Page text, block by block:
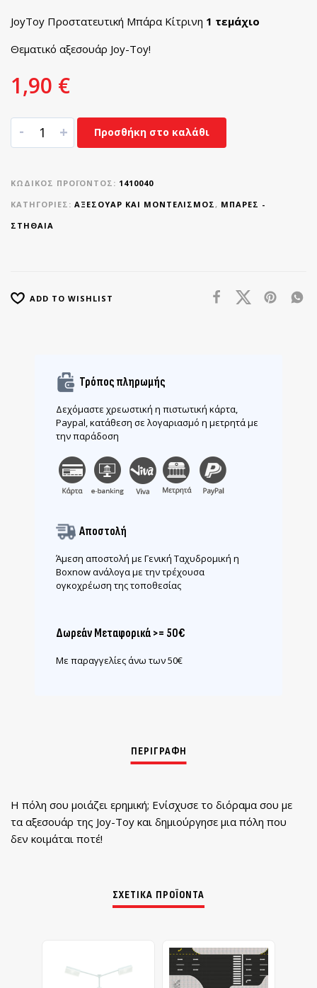
JoyToy Προστατευτική Μπάρα Κίτρινη 1 τεμάχιο
Θεματικό αξεσουάρ Joy-Toy!
1,90 €
- + Προσθήκη στο καλάθι
ΚΩΔΙΚΌΣ ΠΡΟΪΌΝΤΟΣ: 1410040
ΚΑΤΗΓΟΡΊΕΣ: ΑΞΕΣΟΥΑΡ ΚΑΙ ΜΟΝΤΕΛΙΣΜΟΣ, ΜΠΆΡΕΣ -
ΣΤΗΘΑΊΑ
ADD TO WISHLIST
Τρόπος πληρωμής
Δεχόμαστε χρεωστική η πιστωτική κάρτα,
Paypal, κατάθεση σε λογαριασμό η μετρητά με
την παράδοση
Αποστολή
Άμεση αποστολή με Γενική Ταχυδρομική η
Boxnow ανάλογα με την τρέχουσα
ογκοχρέωση της τοποθεσίας
Δωρεάν Μεταφορικά >= 50€
Με παραγγελίες άνω των 50€
Η πόλη σου μοιάζει ερημική; Ενίσχυσε το διόραμα σου με
τα αξεσουάρ της Joy-Toy και δημιούργησε μια πόλη που
δεν κοιμάται ποτέ!
ΣΧΕΤΙΚΆ ΠΡΟΪΌΝΤΑ